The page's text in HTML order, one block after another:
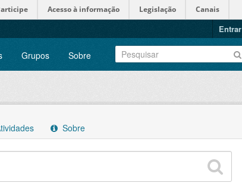
Acesso à informação Legislação Canais
Entrar
Grupos Sobre
Sobre